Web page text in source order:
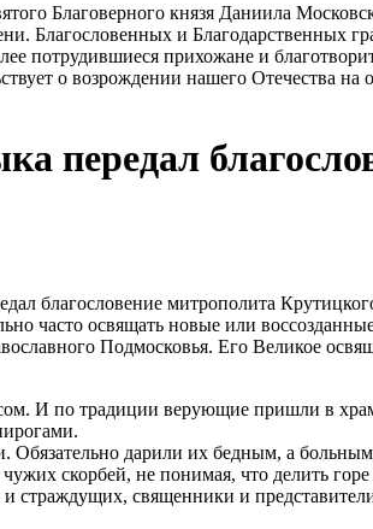
Благоверного князя Даниила
Благословенных и Благодарственных
потрудившиеся прихожане и
о возрождении нашего Отечества
передал
благословение митрополита
часто освящать новые или
Подмосковья. Его Великое
И по традиции верующие пришли в
Обязательно дарили их бедным, а
скорбей, не понимая, что делить
священники и